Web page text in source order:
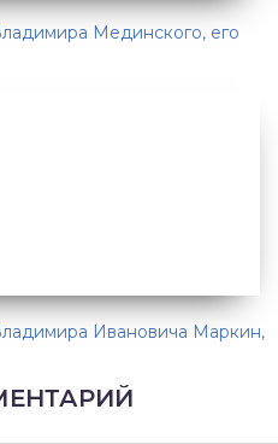
Мединского, его
Ивановича Маркин,